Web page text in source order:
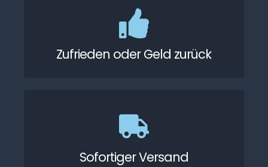
Zufrieden oder Geld zurück
Sofortiger Versand